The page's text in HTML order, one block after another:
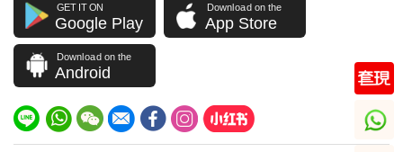
GET IT ON
Google Play
Download on the
App Store
Download on the
Android
whatsapp